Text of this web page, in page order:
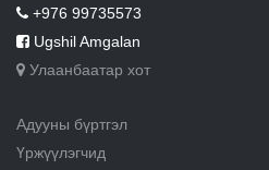
+976 99735573
Ugshil Amgalan
Улаанбаатар хот
Адууны бүртгэл
Үржүүлэгчид